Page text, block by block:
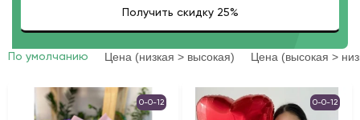
По умолчанию Цена (низкая > высокая) Цена (высокая >
0-0-12 0-0-12